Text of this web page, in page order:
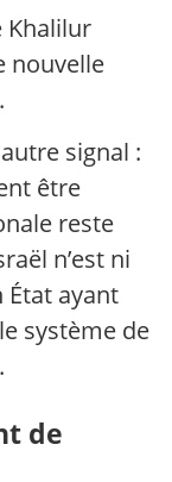
Khalilur
nouvelle
signal :
être
reste
n’est ni
État ayant
système de
de